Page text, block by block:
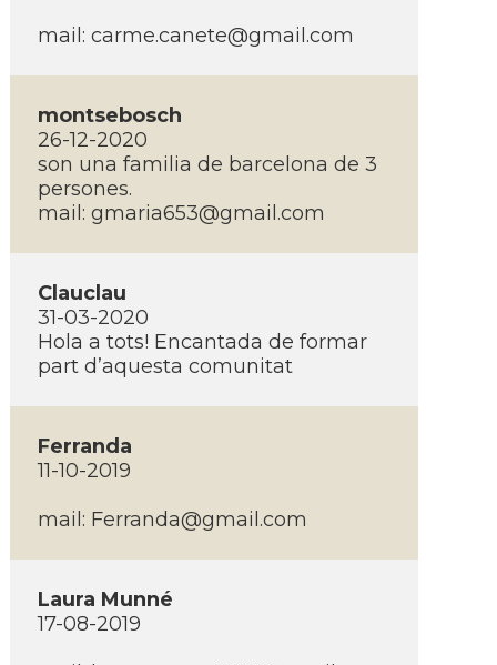
mail: carme.canete@gmail.com
montsebosch
26-12-2020
son una familia de barcelona de 3
persones.
mail: gmaria653@gmail.com
Clauclau
31-03-2020
Hola a tots! Encantada de formar
part d’aquesta comunitat
Ferranda
11-10-2019
mail: Ferranda@gmail.com
Laura Munné
17-08-2019